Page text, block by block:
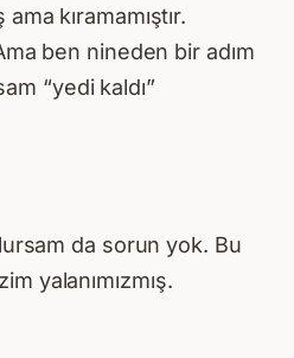
kıramamıştır.
ben nineden bir adım
“yedi kaldı”
da sorun yok. Bu
yalanımızmış.